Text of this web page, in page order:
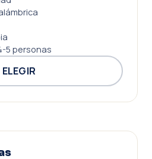
5 personas
ELEGIR